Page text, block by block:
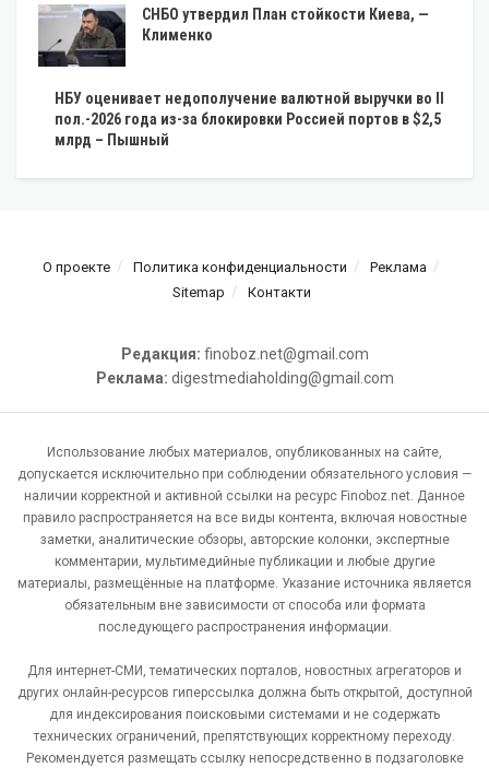
СНБО утвердил План стойкости Киева, —
Клименко
НБУ оценивает недополучение валютной выручки во II
пол.-2026 года из-за блокировки Россией портов в $2,5
млрд – Пышный
О проекте Политика конфиденциальности
Реклама
Sitemap
Контакти
Редакция: finoboz.net@gmail.com
Реклама: digestmediaholding@gmail.com
Использование любых материалов, опубликованных на сайте,
допускается исключительно при соблюдении обязательного условия —
наличии корректной и активной ссылки на ресурс Finoboz.net. Данное
правило распространяется на все виды контента, включая новостные
заметки, аналитические обзоры, авторские колонки, экспертные
комментарии, мультимедийные публикации и любые другие
материалы, размещённые на платформе. Указание источника является
обязательным вне зависимости от способа или формата
последующего распространения информации.
Для интернет-СМИ, тематических порталов, новостных агрегаторов и
других онлайн-ресурсов гиперссылка должна быть открытой, доступной
для индексирования поисковыми системами и не содержать
технических ограничений, препятствующих корректному переходу.
Рекомендуется размещать ссылку непосредственно в подзаголовке